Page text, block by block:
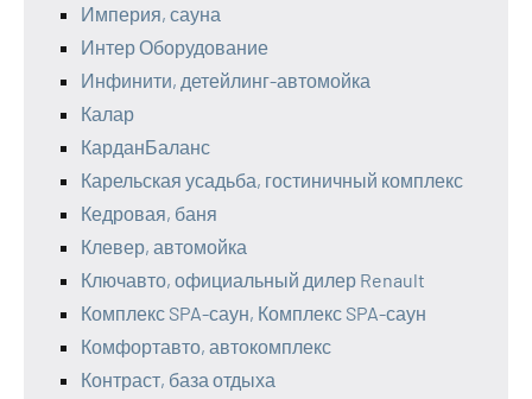
Империя, сауна
Интер Оборудование
Инфинити, детейлинг-автомойка
Калар
КарданБаланс
Карельская усадьба, гостиничный комплекс
Кедровая, баня
Клевер, автомойка
Ключавто, официальный дилер Renault
Комплекс SPA-саун, Комплекс SPA-саун
Комфортавто, автокомплекс
Контраст, база отдыха